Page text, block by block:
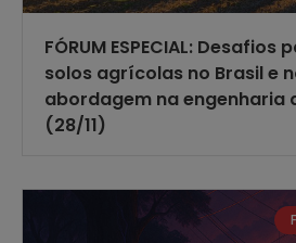
FÓRUM ESPECIAL:
solos agrícolas no Brasil e
abordagem na engenharia
(28/11)